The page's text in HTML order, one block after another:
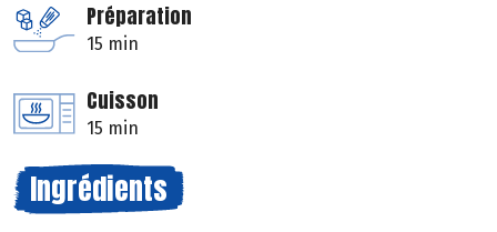
Préparation
15 min
Cuisson
15 min
Ingrédients